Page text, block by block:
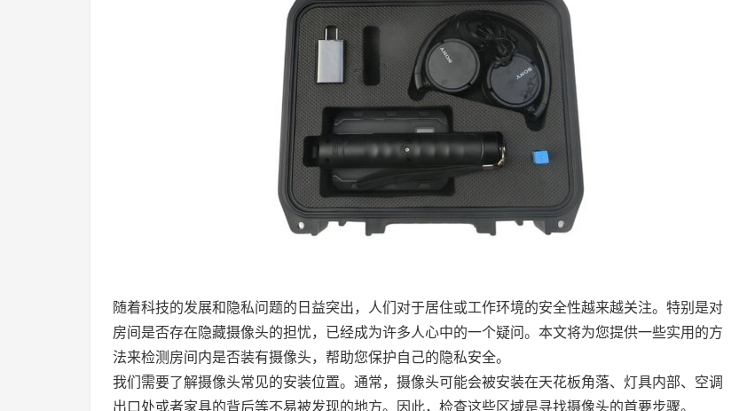
随着科技的发展和隐私问题的日益突出，人们对于居住或工作环境的安全性越来越关注。特别是对
房间是否存在隐藏摄像头的担忧，已经成为许多人心中的一个疑问。本文将为您提供一些实用的方
法来检测房间内是否装有摄像头，帮助您保护自己的隐私安全。
我们需要了解摄像头常见的安装位置。通常，摄像头可能会被安装在天花板角落、灯具内部、空调
出口处或者家具的背后等不易被发现的地方。因此，检查这些区域是寻找摄像头的首要步骤。